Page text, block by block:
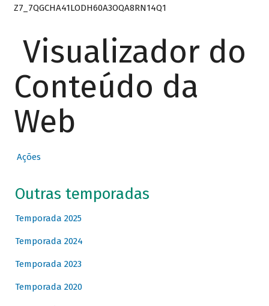
Z7_7QGCHA41LODH60A3OQA8RN14Q1
Visualizador do
Conteúdo da
Web
Ações
Outras temporadas
Temporada 2025
Temporada 2024
Temporada 2023
Temporada 2020